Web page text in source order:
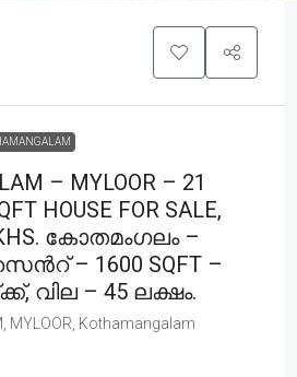
– MYLOOR – 21
HOUSE FOR SALE,
കോതമംഗലം –
– 1600 SQFT –
വില – 45 ലക്ഷം.
MYLOOR, Kothamangalam